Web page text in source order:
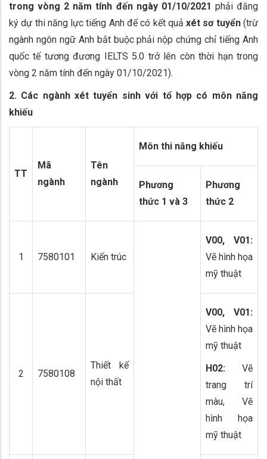
trong vòng 2 năm tính đến ngày 01/10/2021 phải đăng
ký dự thi năng lực tiếng Anh để có kết quảxét sơ tuyển(trừ
ngành ngôn ngữ Anh bắt buộc phải nộp chứng chỉ tiếng Anh
quốc tế tương đương IELTS 5.0 trở lên còn thời hạn trong
vòng 2 năm tính đến ngày 01/10/2021).
2. Các ngành xét tuyển sinh với tổ hợp có môn năng
khiếu
TT
Mã
ngành
Tên
ngành
Môn thi năng khiếu
Phương
thức 1 và 3
Phương
thức 2
1 7580101 Kiến trúc
V00, V01:
Vẽ hình họa
mỹ thuật
2 7580108
Thiết kế
nội thất
V00, V01:
Vẽ hình họa
mỹ thuật
H02: Vẽ
trang trí
màu, Vẽ
hình họa
mỹ thuật